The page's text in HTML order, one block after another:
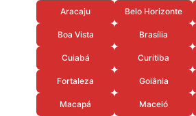
Aracaju Belo Horizonte
Boa Vista Brasília
Cuiabá Curitiba
Fortaleza Goiânia
Macapá Maceió